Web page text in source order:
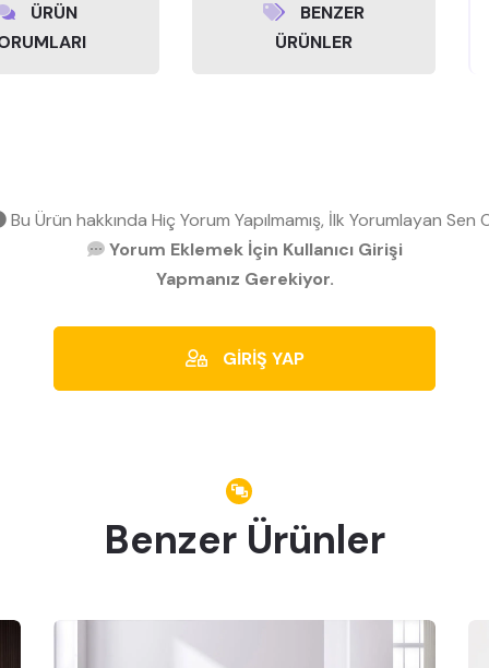
ÜRÜN
BENZER
ÜRÜNLER
Bu Ürün hakkında Hiç Yorum Yapılmamış, İlk Yorumlayan Sen
Yorum Eklemek İçin Kullanıcı Girişi
Yapmanız Gerekiyor.
GİRİŞ YAP
Benzer Ürünler